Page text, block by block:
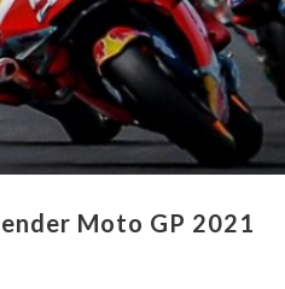
Moto GP 2021